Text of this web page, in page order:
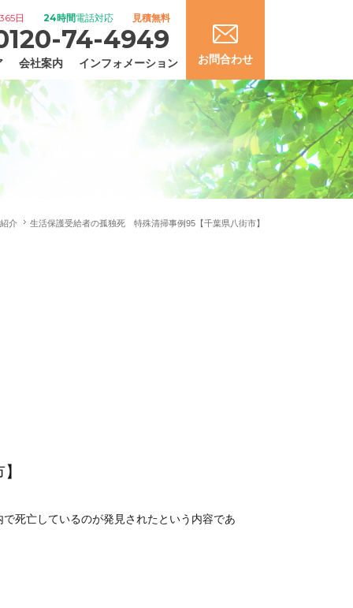
会社案内 インフォメーション お問合わせ
365日 24時間電話対応 見積無料
74-4949
介 生活保護受給者の孤独死 特殊清掃事例95【千葉県八街市】
死亡しているのが発見されたという内容であ